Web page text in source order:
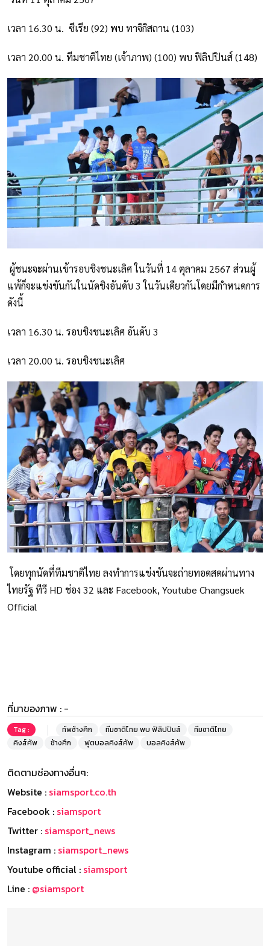
เวลา 16.30 น. ซีเรีย (92) พบ ทาจิกิสถาน (103)
เวลา 20.00 น. ทีมชาติไทย (เจ้าภาพ) (100) พบ ฟิลิปปินส์ (148)
ผู้ชนะจะผ่านเข้ารอบชิงชนะเลิศ ในวันที่ 14 ตุลาคม 2567 ส่วนผู้
แพ้ก็จะแข่งขันกันในนัดชิงอันดับ 3 ในวันเดียวกันโดยมีกำหนดการ
ดังนี้
เวลา 16.30 น. รอบชิงชนะเลิศ อันดับ 3
เวลา 20.00 น. รอบชิงชนะเลิศ
โดยทุกนัดที่ทีมชาติไทย ลงทำการแข่งขันจะถ่ายทอดสดผ่านทาง
ไทยรัฐ ทีวี HD ช่อง 32 และ Facebook, Youtube Changsuek
Official
ที่มาของภาพ : -
Tag : ทัพช้างศึก ทีมชาติไทย พบ ฟิลิปปินส์
ทีมชาติไทย
คิงส์คัพ
ช้างศึก ฟุตบอลคิงส์คัพ บอลคิงส์คัพ
ติดตามช่องทางอื่นๆ:
Website : siamsport.co.th
Facebook : siamsport
Twitter : siamsport_news
Instagram : siamsport_news
Youtube official : siamsport
Line : @siamsport